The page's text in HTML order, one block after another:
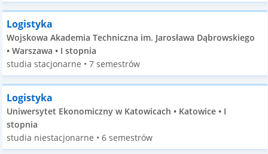
Logistyka
Wojskowa Akademia Techniczna im. Jarosława Dąbrowskiego
• Warszawa • I stopnia
studia stacjonarne • 7 semestrów
Logistyka
Uniwersytet Ekonomiczny w Katowicach • Katowice • I
stopnia
studia niestacjonarne • 6 semestrów